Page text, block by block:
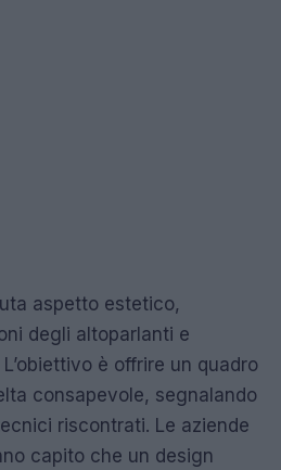
aspetto estetico,
degli altoparlanti e
è offrire un quadro
consapevole, segnalando
riscontrati. Le aziende
capito che un design